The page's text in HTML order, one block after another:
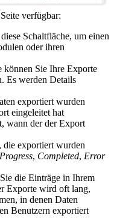
verfügbar:
Schaltfläche, um einen
oder ihren
können Sie Ihre Exporte
Es werden Details
exportiert wurden
eingeleitet hat
wann der der Export
die exportiert wurden
, Completed, Error
die Einträge in Ihrem
Exporte wird oft lang,
in denen Daten
Benutzern exportiert